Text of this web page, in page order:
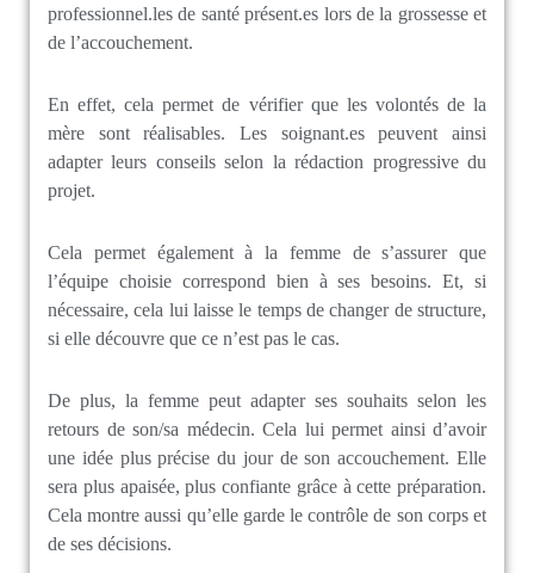
professionnel.les de santé présent.es lors de la grossesse et
de l’accouchement.
En effet, cela permet de vérifier que les volontés de la
mère sont réalisables. Les soignant.es peuvent ainsi
adapter leurs conseils selon la rédaction progressive du
projet.
Cela permet également à la femme de s’assurer que
l’équipe choisie correspond bien à ses besoins. Et, si
nécessaire, cela lui laisse le temps de changer de structure,
si elle découvre que ce n’est pas le cas.
De plus, la femme peut adapter ses souhaits selon les
retours de son/sa médecin. Cela lui permet ainsi d’avoir
une idée plus précise du jour de son accouchement. Elle
sera plus apaisée, plus confiante grâce à cette préparation.
Cela montre aussi qu’elle garde le contrôle de son corps et
de ses décisions.